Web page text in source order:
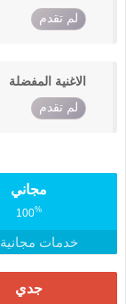
لم تقدم
الاغنية المفضلة
لم تقدم
مجاني
100%
خدمات مجانية
جدي